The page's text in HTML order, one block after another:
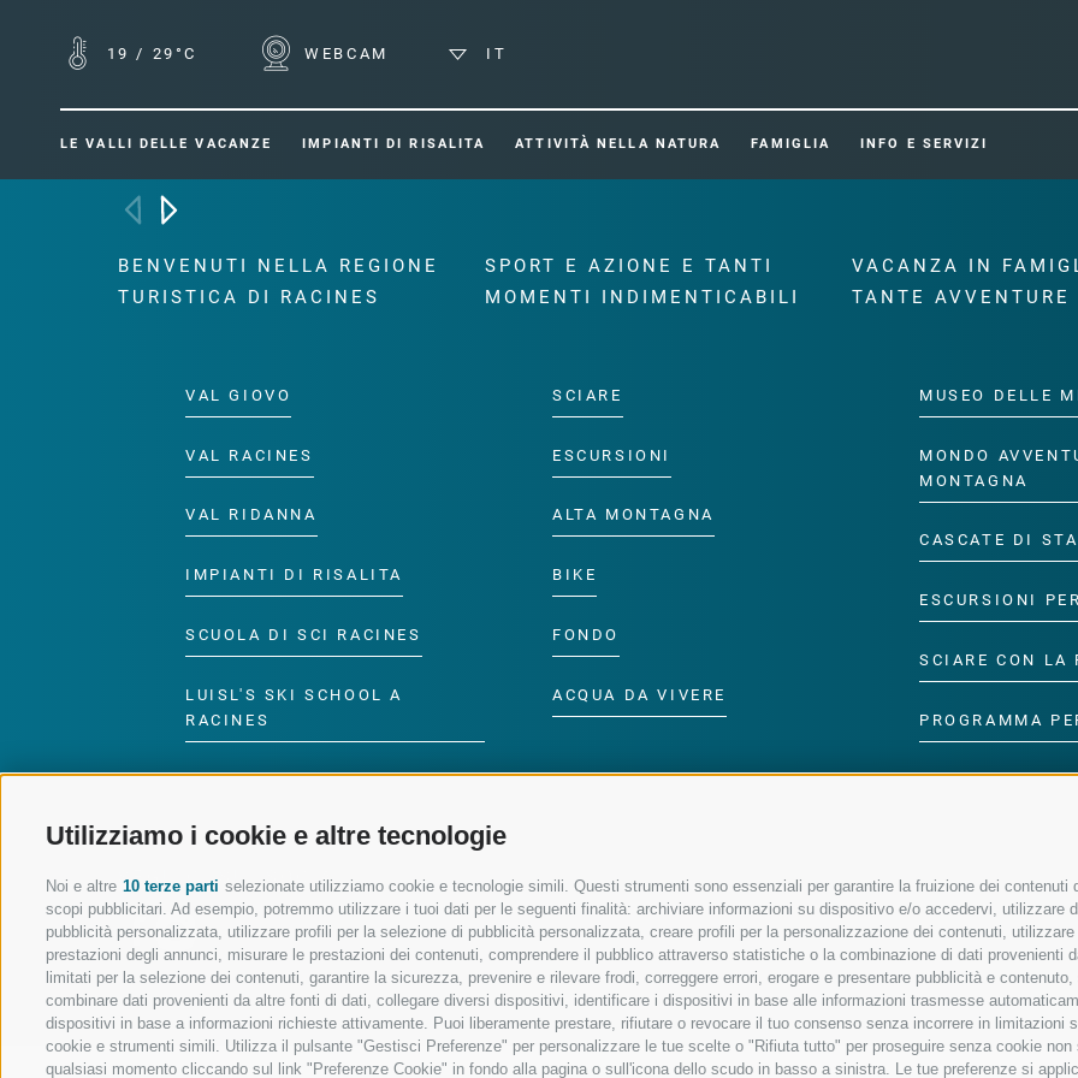
Utilizziamo i cookie e altre tecnologie
Noi e altre 10 terze parti selezionate utilizziamo cookie e tecnologie simili. Questi strumenti sono essenziali per garantire la fruizione dei
scopi pubblicitari. Ad esempio, potremmo utilizzare i tuoi dati per le seguenti finalità: archiviare informazioni su dispositivo e/o accedervi, utilizzare
pubblicità personalizzata, utilizzare profili per la selezione di pubblicità personalizzata, creare profili per la personalizzazione dei contenuti,
prestazioni degli annunci, misurare le prestazioni dei contenuti, comprendere il pubblico attraverso statistiche o la combinazione di dati
limitati per la selezione dei contenuti, garantire la sicurezza, prevenire e rilevare frodi, correggere errori, erogare e presentare pubblicità e
combinare dati provenienti da altre fonti di dati, collegare diversi dispositivi, identificare i dispositivi in base alle informazioni trasmesse
dispositivi in base a informazioni richieste attivamente. Puoi liberamente prestare, rifiutare o revocare il tuo consenso senza incorrere in
cookie e strumenti simili. Utilizza il pulsante "Gestisci Preferenze" per personalizzare le tue scelte o "Rifiuta tutto" per proseguire senza cookie
qualsiasi momento cliccando sul link "Preferenze Cookie" in fondo alla pagina o sull'icona dello scudo in basso a sinistra. Le tue preferenze si
19 / 29°C WEBCAM IT
LE VALLI DELLE VACANZE IMPIANTI DI RISALITA ATTIVITÀ NELLA NATURA FAMIGLIA INFO E SERVIZI
BENVENUTI NELLA REGIONE
TURISTICA DI RACINES
VAL GIOVO
VAL RACINES
VAL RIDANNA
IMPIANTI DI RISALITA
SCUOLA DI SCI RACINES
LUISL'S SKI SCHOOL A
RACINES
SPORT E AZIONE E TANTI
MOMENTI INDIMENTICABILI
SCIARE
ESCURSIONI
ALTA MONTAGNA
BIKE
FONDO
ACQUA DA VIVERE
VACANZA IN
TANTE AVVENTURE
MUSEO DELLE
MONDO
MONTAGNA
CASCATE DI
ESCURSIONI
SCIARE CON LA
PROGRAMMA
SEGUICI SUI SOCIAL